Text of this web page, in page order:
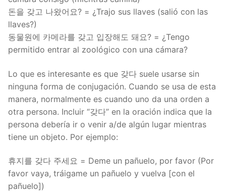
돈을 갖고 나왔어요? = ¿Trajo sus llaves (salió con las
llaves?)
동물원에 카메라를 갖고 입장해도 돼요? = ¿Tengo
permitido entrar al zoológico con una cámara?
Lo que es interesante es que 갖다 suele usarse sin
ninguna forma de conjugación. Cuando se usa de esta
manera, normalmente es cuando uno da una orden a
otra persona. Incluir “갖다” en la oración indica que la
persona debería ir o venir a/de algún lugar mientras
tiene un objeto. Por ejemplo:
휴지를 갖다 주세요 = Deme un pañuelo, por favor (Por
favor vaya, tráigame un pañuelo y vuelva [con el
pañuelo])